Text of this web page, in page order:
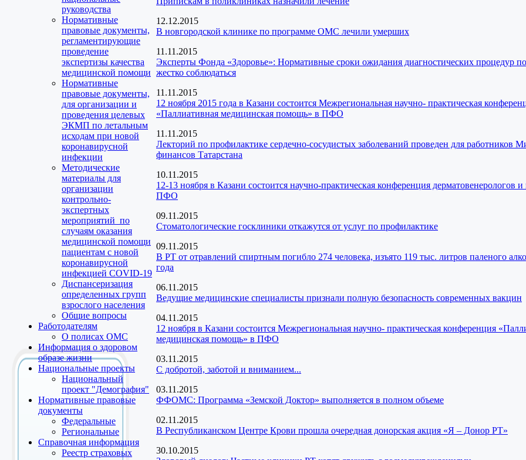
руководства
Нормативные
правовые документы,
регламентирующие
проведение
экспертизы качества
медицинской помощи
Нормативные
правовые документы,
для организации и
проведения целевых
ЭКМП по летальным
исходам при новой
коронавирусной
инфекции
Методические
материалы для
организации
контрольно-
экспертных
мероприятий по
случаям оказания
медицинской помощи
пациентам с новой
коронавирусной
инфекцией COVID-19
Диспансеризация
определенных групп
взрослого населения
Общие вопросы
Работодателям
О полисах ОМС
Информация о здоровом
образе жизни
Национальные проекты
Национальный
проект "Демография"
Нормативные правовые
документы
Федеральные
Региональные
Справочная информация
Реестр страховых
12.12.2015
В новгородской клинике по программе ОМС лечили умерших
11.11.2015
Эксперты Фонда «Здоровье»: Нормативные сроки ожидания диагностических
жестко соблюдаться
11.11.2015
12 ноября 2015 года в Казани состоится Межрегиональная научно- практическая
«Паллиативная медицинская помощь» в ПФО
11.11.2015
Лекторий по профилактике сердечно-сосудистых заболеваний проведен для работников
финансов Татарстана
10.11.2015
12-13 ноября в Казани состоится научно-практическая конференция дерматовенерологов и
ПФО
09.11.2015
Стоматологические госклиники откажутся от услуг по профилактике
09.11.2015
В РТ от отравлений спиртным погибло 274 человека, изъято 119 тыс. литров паленого
года
06.11.2015
Ведущие медицинские специалисты признали полную безопасность современных вакцин
04.11.2015
12 ноября в Казани состоится Межрегиональная научно- практическая конференция
медицинская помощь» в ПФО
03.11.2015
С добротой, заботой и вниманием...
03.11.2015
ФФОМС: Программа «Земской Доктор» выполняется в полном объеме
02.11.2015
В Республиканском Центре Крови прошла очередная донорская акция «Я – Донор РТ»
30.10.2015